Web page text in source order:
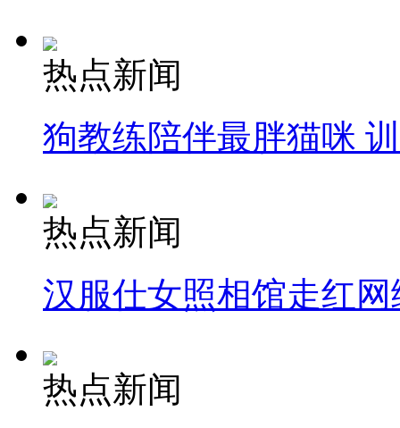
热点新闻
狗教练陪伴最胖猫咪
热点新闻
汉服仕女照相馆走红网
热点新闻